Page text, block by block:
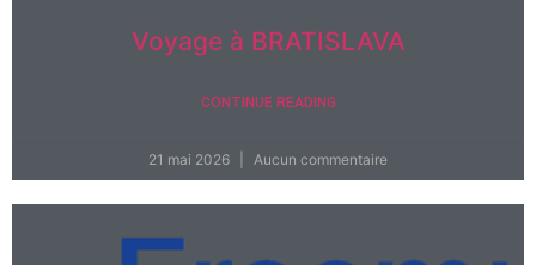
Voyage à BRATISLAVA
CONTINUE READING
21 mai 2026 Aucun commentaire